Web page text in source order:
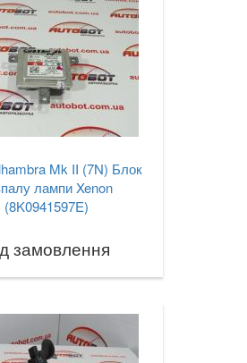
Mk II (7N) Блок
лампи Xenon
(8K0941597E)
замовлення